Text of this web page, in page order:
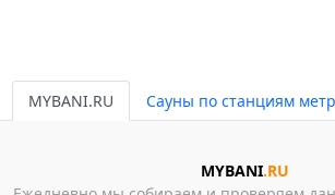
MYBANI.RU Сауны по станциям
MYBANI.RU